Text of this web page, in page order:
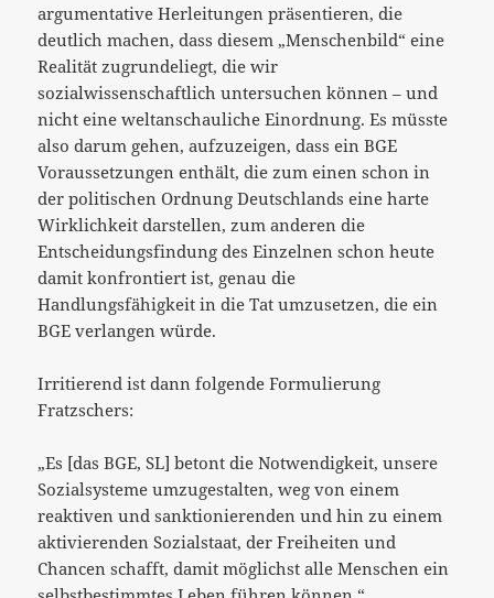
argumentative Herleitungen präsentieren, die
deutlich machen, dass diesem „Menschenbild“ eine
Realität zugrundeliegt, die wir
sozialwissenschaftlich untersuchen können – und
nicht eine weltanschauliche Einordnung. Es müsste
also darum gehen, aufzuzeigen, dass ein BGE
Voraussetzungen enthält, die zum einen schon in
der politischen Ordnung Deutschlands eine harte
Wirklichkeit darstellen, zum anderen die
Entscheidungsfindung des Einzelnen schon heute
damit konfrontiert ist, genau die
Handlungsfähigkeit in die Tat umzusetzen, die ein
BGE verlangen würde.
Irritierend ist dann folgende Formulierung
Fratzschers:
„Es [das BGE, SL] betont die Notwendigkeit, unsere
Sozialsysteme umzugestalten, weg von einem
reaktiven und sanktionierenden und hin zu einem
aktivierenden Sozialstaat, der Freiheiten und
Chancen schafft, damit möglichst alle Menschen ein